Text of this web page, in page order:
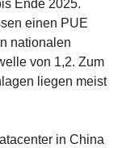
Ende 2025.
einen PUE
nationalen
von 1,2. Zum
liegen meist
in China